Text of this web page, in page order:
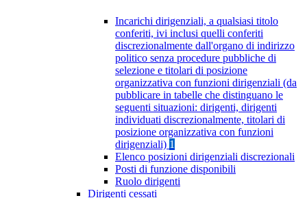
Incarichi dirigenziali, a qualsiasi titolo
conferiti, ivi inclusi quelli conferiti
discrezionalmente dall'organo di indirizzo
politico senza procedure pubbliche di
selezione e titolari di posizione
organizzativa con funzioni dirigenziali (da
pubblicare in tabelle che distinguano le
seguenti situazioni: dirigenti, dirigenti
individuati discrezionalmente, titolari di
posizione organizzativa con funzioni
dirigenziali) 1
Elenco posizioni dirigenziali discrezionali
Posti di funzione disponibili
Ruolo dirigenti
Dirigenti cessati